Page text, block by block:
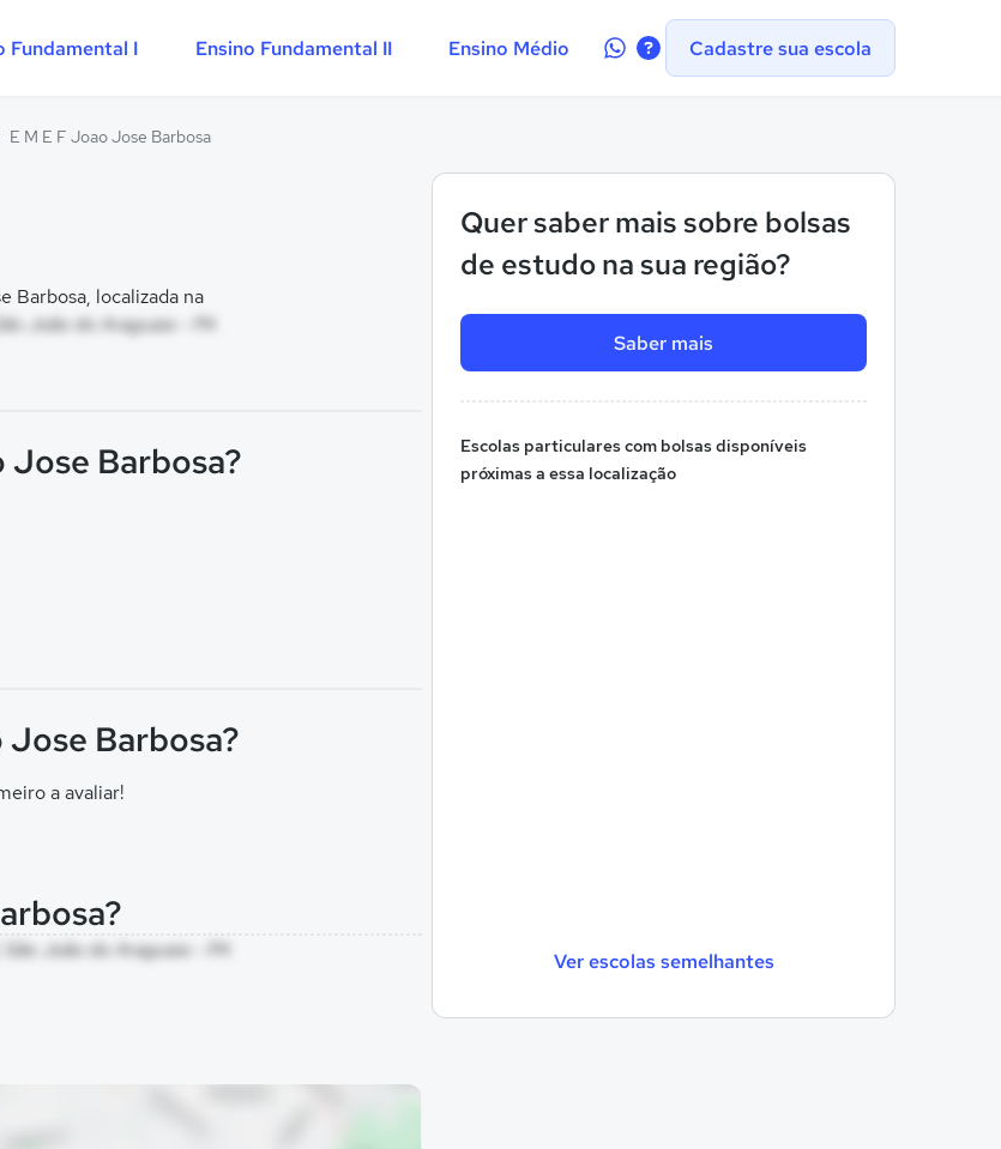
Fundamental I Ensino Fundamental II Ensino Médio
Contate-Cadastre sua escola
E M E F Joao Jose Barbosa
Barbosa, localizada na
João do Araguaia - PA
Quer saber mais sobre bolsas
de estudo na sua região?
Saber mais
Escolas particulares com bolsas disponíveis
próximas a essa localização
Ver escolas semelhantes
Jose Barbosa?
Jose Barbosa?
a avaliar!
João do Araguaia - PA